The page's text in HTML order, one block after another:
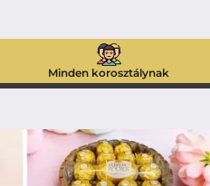
Minden korosztálynak